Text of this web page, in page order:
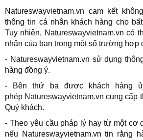
Natureswayvietnam.vn cam kết
thông tin cá nhân khách hàng cho
Tuy nhiên, Natureswayvietnam.vn có
nhân của bạn trong một số trường hợp
- Natureswayvietnam.vn sử dụng
hàng đồng ý.
- Bên thứ ba được khách hàng
phép Natureswayvietnam.vn cung cấp
Quý khách.
- Theo yêu cầu pháp lý hay từ một cơ
nếu
Natureswayvietnam.vn tin rằng